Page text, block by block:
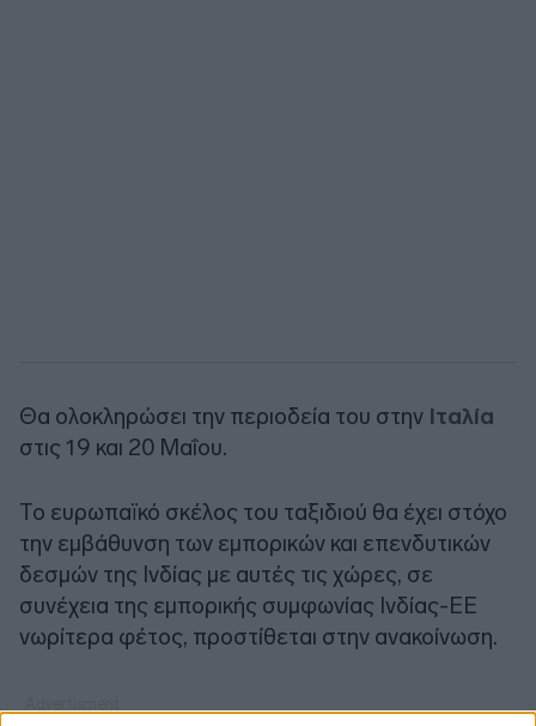
Θα ολοκληρώσει την περιοδεία του στην Ιταλία
στις 19 και 20 Μαΐου.
Το ευρωπαϊκό σκέλος του ταξιδιού θα έχει στόχο
την εμβάθυνση των εμπορικών και επενδυτικών
δεσμών της Ινδίας με αυτές τις χώρες, σε
συνέχεια της εμπορικής συμφωνίας Ινδίας-ΕΕ
νωρίτερα φέτος, προστίθεται στην ανακοίνωση.